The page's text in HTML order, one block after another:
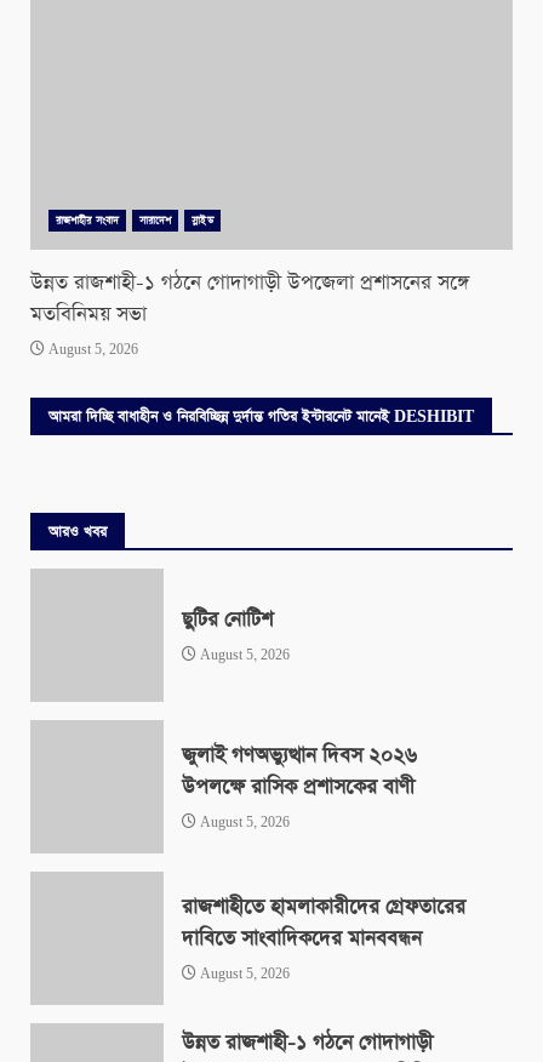
রাজশাহীর সংবাদ সারাদেশ স্লাইড
উন্নত রাজশাহী-১ গঠনে গোদাগাড়ী উপজেলা প্রশাসনের সঙ্গে
মতবিনিময় সভা
August 5, 2026
আমরা দিচ্ছি বাধাহীন ও নিরবিচ্ছিন্ন দুর্দান্ত গতির ইন্টারনেট মানেই DESHIBIT
আরও খবর
ছুটির নোটিশ
August 5, 2026
জুলাই গণঅভ্যুত্থান দিবস ২০২৬
উপলক্ষে রাসিক প্রশাসকের বাণী
August 5, 2026
রাজশাহীতে হামলাকারীদের গ্রেফতারের
দাবিতে সাংবাদিকদের মানববন্ধন
August 5, 2026
উন্নত রাজশাহী-১ গঠনে গোদাগাড়ী